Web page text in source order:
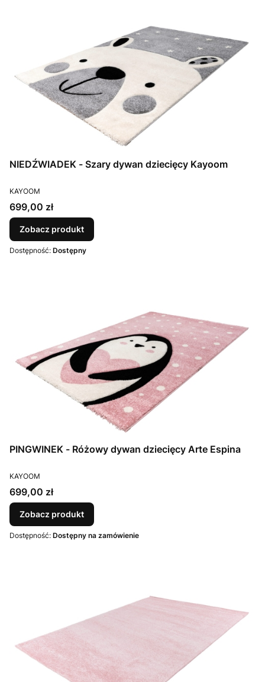
NIEDŹWIADEK - Szary dywan dziecięcy Kayoom
PRODUCENT
KAYOOM
Cena
699,00 zł
Zobacz produkt
Dostępność: Dostępny
PINGWINEK - Różowy dywan dziecięcy Arte Espina
PRODUCENT
KAYOOM
Cena
699,00 zł
Zobacz produkt
Dostępność: Dostępny na zamówienie